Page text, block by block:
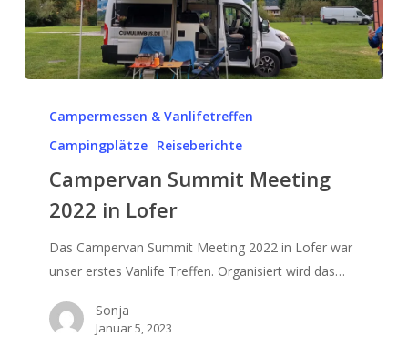
Summit
Meeting
Lofer
Campermessen & Vanlifetreffen
Campingplätze Reiseberichte
Campervan Summit Meeting
2022 in Lofer
Das Campervan Summit Meeting 2022 in Lofer war
unser erstes Vanlife Treffen. Organisiert wird das…
Sonja
Januar 5, 2023